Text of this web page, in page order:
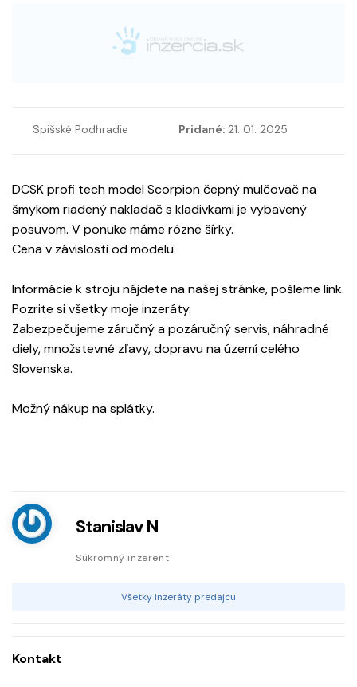
Spišské Podhradie Pridané: 21. 01. 2025
DCSK profi tech model Scorpion čepný mulčovač na
šmykom riadený nakladač s kladivkami je vybavený
posuvom. V ponuke máme rôzne šírky.
Cena v závislosti od modelu.
Informácie k stroju nájdete na našej stránke, pošleme link.
Pozrite si všetky moje inzeráty.
Zabezpečujeme záručný a pozáručný servis, náhradné
diely, množstevné zľavy, dopravu na území celého
Slovenska.
Možný nákup na splátky.
Stanislav N
Súkromný inzerent
Všetky inzeráty predajcu
Kontakt